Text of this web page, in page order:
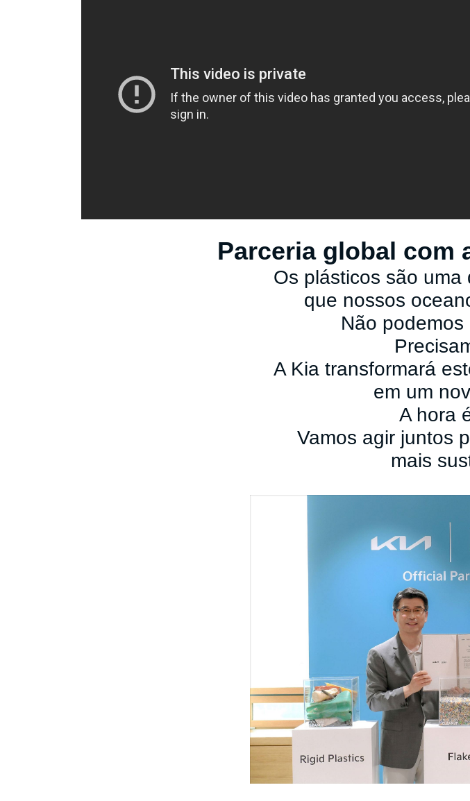
Parceria global com
Os plásticos são uma
que nossos
Não podemos
A Kia transformará
em um
A hora
Vamos agir juntos
mais